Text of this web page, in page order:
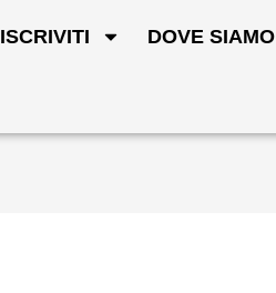
ISCRIVITI DOVE SIAMO